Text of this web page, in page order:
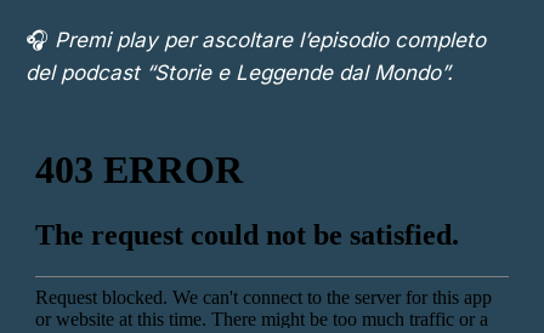
🎧 Premi play per ascoltare l’episodio completo
del podcast “Storie e Leggende dal Mondo”.